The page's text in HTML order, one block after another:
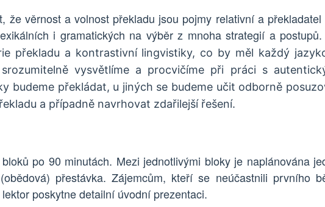
že věrnost a volnost překladu jsou pojmy relativní a překladatel
i gramatických na výběr z mnoha strategií a postupů.
překladu a kontrastivní lingvistiky, co by měl každý
vysvětlíme a procvičíme při práci s
budeme překládat, u jiných se budeme učit odborně
a případně navrhovat zdařilejší řešení.
po 90 minutách. Mezi jednotlivými bloky je naplánována
přestávka. Zájemcům, kteří se neúčastnili prvního
poskytne detailní úvodní prezentaci.